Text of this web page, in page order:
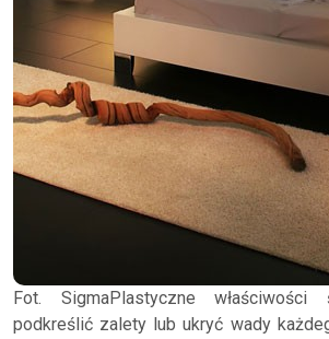
Fot. SigmaPlastyczne właściwości
podkreślić zalety lub ukryć wady